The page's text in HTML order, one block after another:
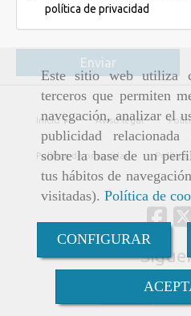
Este sitio web utiliza
terceros que permiten
navegación, analizar el
publicidad
sobre la base de un
tus hábitos de
visitadas). Política de
CONFIGURAR
política de privacidad
Enviar
Inicio Aviso legal
Política de privacidad Política